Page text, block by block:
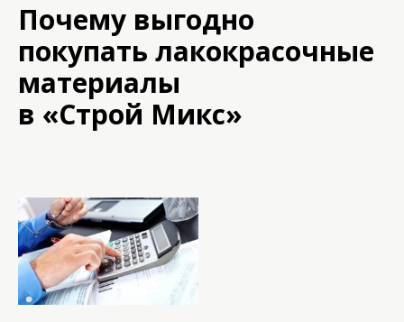
Почему выгодно
покупать лакокрасочные
материалы
в «Строй Микс»